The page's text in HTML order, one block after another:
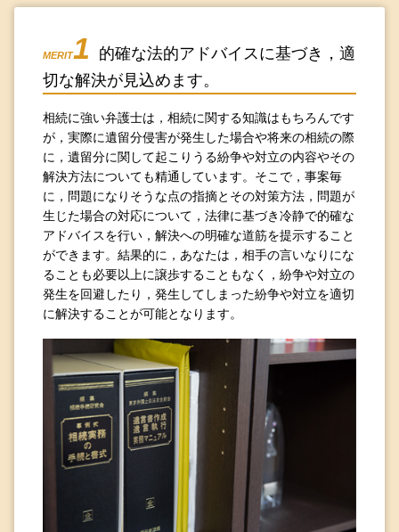
MERIT1
的確な法的アドバイスに基づき，適
切な解決が見込めます。
相続に強い弁護士は，相続に関する知識はもちろんです
が，実際に遺留分侵害が発生した場合や将来の相続の際
に，遺留分に関して起こりうる紛争や対立の内容やその
解決方法についても精通しています。そこで，事案毎
に，問題になりそうな点の指摘とその対策方法，問題が
生じた場合の対応について，法律に基づき冷静で的確な
アドバイスを行い，解決への明確な道筋を提示すること
ができます。結果的に，あなたは，相手の言いなりにな
ることも必要以上に譲歩することもなく，紛争や対立の
発生を回避したり，発生してしまった紛争や対立を適切
に解決することが可能となります。